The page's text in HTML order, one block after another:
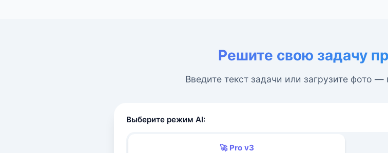
Решите свою задачу
Введите текст задачи или загрузите фото —
Выберите режим AI:
🚀 Pro v3